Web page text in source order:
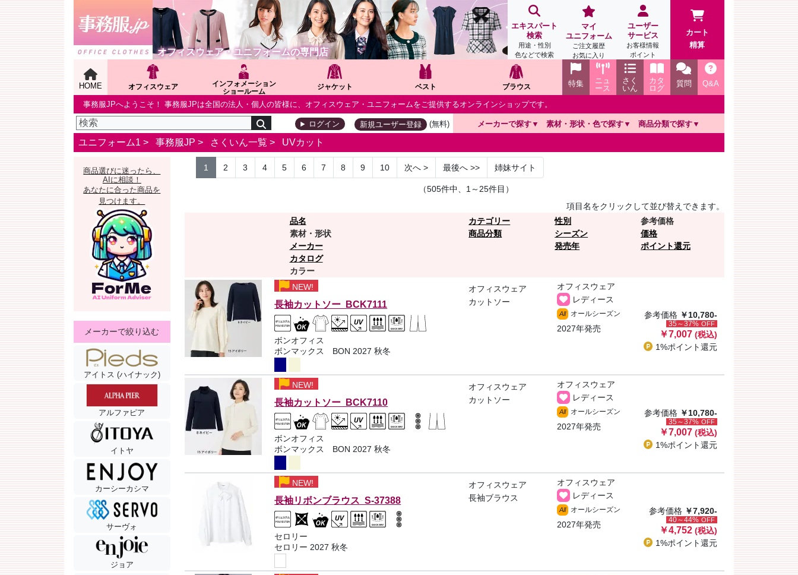
オフィスウェア・ユニフォームの専門店
エキスパート
検索
用途・性別
色などで検索
マイ
ユニフォーム
ご注文履歴
お気に入り
ユーザー
サービス
お客様情報
ポイント
カート
精算
HOME オフィスウェア
インフォメーション
ショールーム
ジャケット ベスト ブラウス Q&A
質問
カタ
ログ
さく
いん
ニュ
ース
特集
事務服JPへようこそ！ 事務服JPは全国の法人・個人の皆様に、オフィスウェア・ユニフォームをご提供するオンラインショップです。
ログイン 新規ユーザー登録 (無料) メーカーで探す 素材・形状・色で探す 商品分類で探す
ユニフォーム1 > 事務服JP > さくいん一覧 > UVカット
商品選びに迷ったら、
AIに相談！
あなたに合った商品を
見つけます。
メーカーで絞り込む
アイトス (ハイナック)
アルファピア
イトヤ
カーシーカシマ
サーヴォ
ジョア
1 2 3 4 5 6 7 8 9 10 次へ> 最後へ>> 姉妹サイト
（505件中、1～25件目）
項目名をクリックして並び替えできます。
品名
素材・形状
メーカー
カタログ
カラー
カテゴリー
商品分類
性別
シーズン
発売年
参考価格
価格
ポイント還元
NEW!
長袖カットソー BCK7111
ボンオフィス
ボンマックス BON 2027 秋冬
オフィスウェア
カットソー
オフィスウェア
レディース
All オールシーズン
2027年発売
参考価格 ￥10,780-
35～37% OFF
￥7,007 (税込)
1%ポイント還元
NEW!
長袖カットソー BCK7110
ボンオフィス
ボンマックス BON 2027 秋冬
オフィスウェア
カットソー
オフィスウェア
レディース
All オールシーズン
2027年発売
参考価格 ￥10,780-
35～37% OFF
￥7,007 (税込)
1%ポイント還元
NEW!
長袖リボンブラウス S-37388
セロリー
セロリー 2027 秋冬
オフィスウェア
長袖ブラウス
オフィスウェア
レディース
All オールシーズン
2027年発売
参考価格 ￥7,920-
40～44% OFF
￥4,752 (税込)
1%ポイント還元